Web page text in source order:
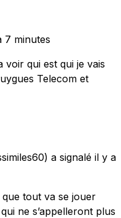
7 minutes
voir qui est qui je vais
Telecom et
a signalé il y a
tout va se jouer
ne s’appelleront plus